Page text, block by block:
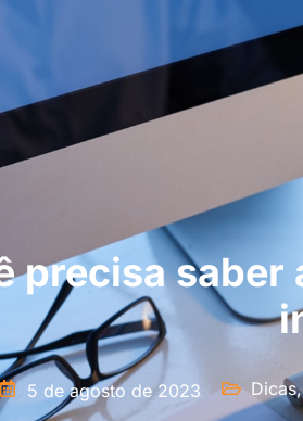
precisa
5 de agosto de 2023